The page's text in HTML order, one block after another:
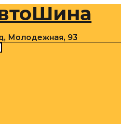
Молодежная, 93